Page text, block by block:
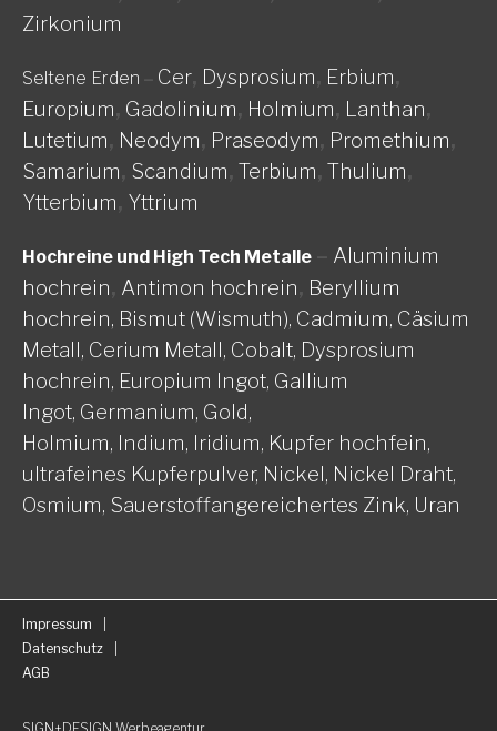
Zirkonium
Seltene Erden – Cer, Dysprosium, Erbium,
Europium, Gadolinium, Holmium, Lanthan,
Lutetium, Neodym, Praseodym, Promethium,
Samarium, Scandium, Terbium, Thulium,
Ytterbium, Yttrium
Hochreine und High Tech Metalle – Aluminium
hochrein, Antimon hochrein, Beryllium
hochrein, Bismut (Wismuth), Cadmium, Cäsium
Metall, Cerium Metall, Cobalt, Dysprosium
hochrein, Europium Ingot, Gallium
Ingot, Germanium, Gold,
Holmium, Indium, Iridium, Kupfer hochfein,
ultrafeines Kupferpulver, Nickel, Nickel Draht,
Osmium, Sauerstoffangereichertes Zink, Uran
Impressum
Datenschutz
AGB
SIGN+DESIGN Werbeagentur